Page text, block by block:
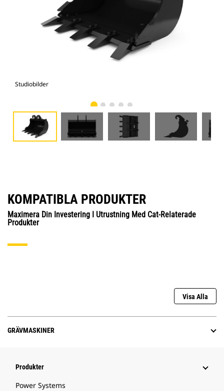
Studiobilder
KOMPATIBLA PRODUKTER
Maximera Din Investering I Utrustning Med Cat-Relaterade
Produkter
Visa Alla
GRÄVMASKINER
Produkter
Power Systems